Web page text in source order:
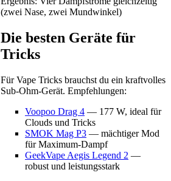
(zwei Nase, zwei Mundwinkel)
Die besten Geräte für
Tricks
Für Vape Tricks brauchst du ein kraftvolles
Sub-Ohm-Gerät. Empfehlungen:
Voopoo Drag 4 — 177 W, ideal für
Clouds und Tricks
SMOK Mag P3 — mächtiger Mod
für Maximum-Dampf
GeekVape Aegis Legend 2 —
robust und leistungsstark